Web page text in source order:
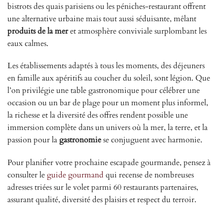
bistrots des quais parisiens ou les péniches-restaurant offrent
une alternative urbaine mais tout aussi séduisante, mêlant
produits de la meret atmosphère conviviale surplombant les
eaux calmes.
Les établissements adaptés à tous les moments, des déjeuners
en famille aux apéritifs au coucher du soleil, sont légion. Que
l’on privilégie une table gastronomique pour célébrer une
occasion ou un bar de plage pour un moment plus informel,
la richesse et la diversité des offres rendent possible une
immersion complète dans un univers où la mer, la terre, et la
passion pour lagastronomiese conjuguent avec harmonie.
Pour planifier votre prochaine escapade gourmande, pensez à
consulter leguide gourmand qui recense de nombreuses
adresses triées sur le volet parmi 60 restaurants partenaires,
assurant qualité, diversité des plaisirs et respect du terroir.